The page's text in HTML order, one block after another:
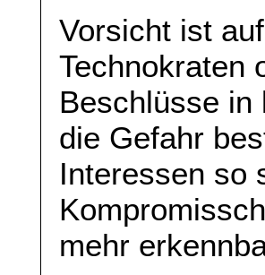
Vorsicht ist
Technokraten
Beschlüsse in
die Gefahr
Interessen so
mehr